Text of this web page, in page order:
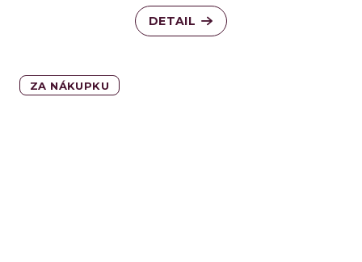
DETAIL
ZA NÁKUPKU